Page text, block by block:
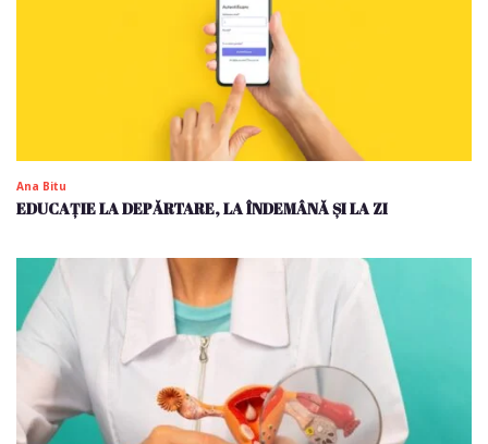
Ana Bitu
EDUCAȚIE LA DEPĂRTARE, LA ÎNDEMÂNĂ ȘI LA ZI